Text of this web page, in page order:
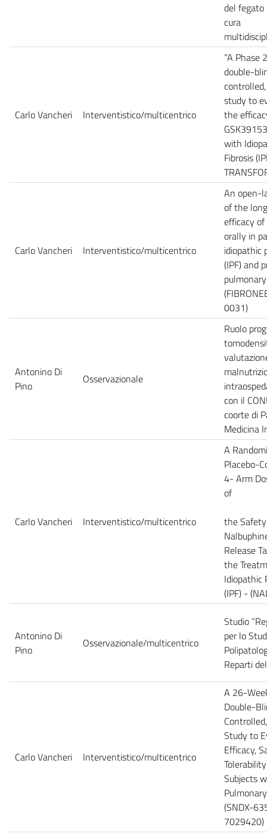
del fegato
cura
Carlo Vancheri Interventistico/multicentrico
“A Phase
double-
study to
the
with
Fibrosis
Carlo Vancheri Interventistico/multicentrico
An open-
of the
efficacy
orally in
idiopathic
(IPF) and
0031)
Antonino Di
Pino
Osservazionale
Ruolo
con il
coorte di
Medicina
Carlo Vancheri Interventistico/multicentrico
A
Placebo-
4- Arm
of
the
Release
the
Idiopathic
(IPF) -
Antonino Di
Pino
Osservazionale/multicentrico
Studio
per lo
Reparti
Carlo Vancheri Interventistico/multicentrico
A 26-
Double-
Study to
Efficacy,
Subjects
(SNDX-
7029420)